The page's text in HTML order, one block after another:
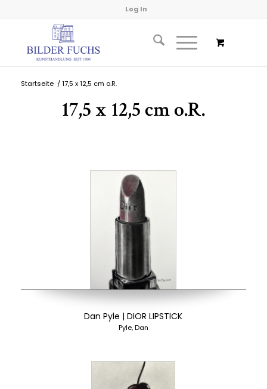
Log In
Startseite / 17,5 x 12,5 cm o.R.
17,5 x 12,5 cm o.R.
Dan Pyle | DIOR LIPSTICK
Pyle, Dan